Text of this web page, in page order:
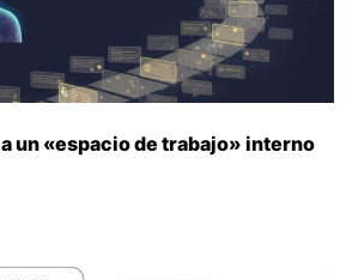
un «espacio de trabajo» interno